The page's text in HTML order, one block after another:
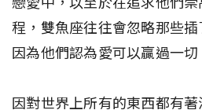
程，雙魚座往往會忽略那些插
因為他們認為愛可以贏過一切
因對世界上所有的東西都有